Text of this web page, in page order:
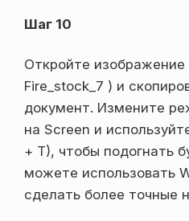
Шаг 10
Откройте изображение
Fire_stock_7 ) и
документ. Измените
на Screen и
+ T), чтобы подогнать
можете использовать
сделать более точные